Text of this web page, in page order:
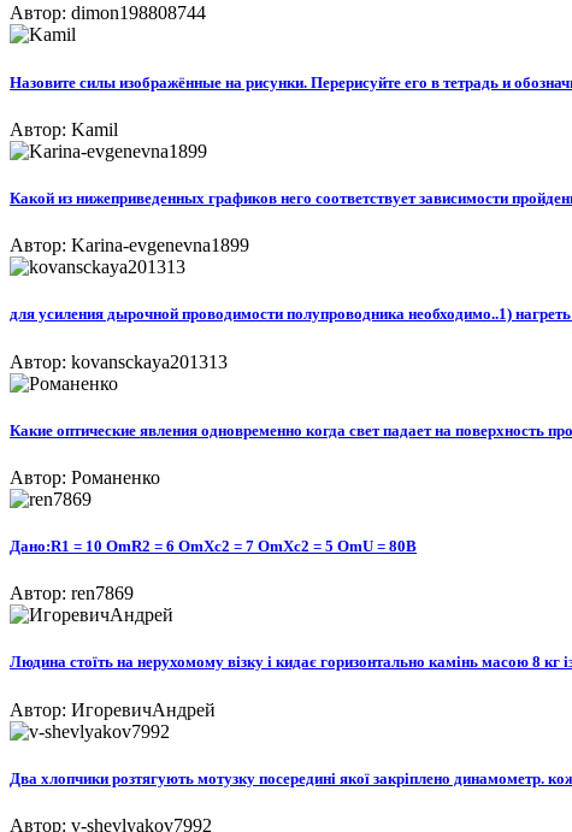
Автор: dimon198808744
Назовите силы изображённые на рисунки. Перерисуйте его в тетрадь и
Автор: Kamil
Какой из нижеприведенных графиков него соответствует зависимости
Автор: Karina-evgenevna1899
для усиления дырочной проводимости полупроводника необходимо..1)
Автор: kovansckaya201313
Какие оптические явления одновременно когда свет падает на поверхность
Автор: Романенко
Дано:R1 = 10 OmR2 = 6 OmXc2 = 7 OmXc2 = 5 OmU = 80B
Автор: ren7869
Людина стоїть на нерухомому візкy і кидає горизонтально камінь масою 8 кг
Автор: ИгоревичАндрей
Два хлопчики розтягують мотузку посередині якої закріплено динамометр.
Автор: v-shevlyakov7992